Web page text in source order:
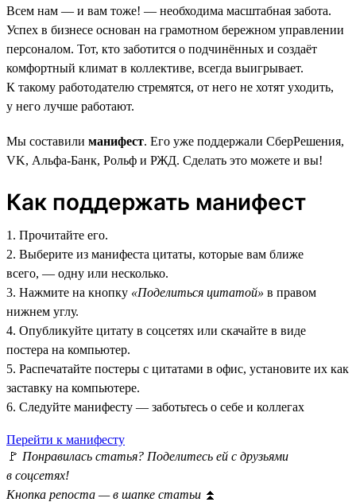
Всем нам — и вам тоже! — необходима масштабная забота.
Успех в бизнесе основан на грамотном бережном управлении
персоналом. Тот, кто заботится о подчинённых и создаёт
комфортный климат в коллективе, всегда выигрывает.
К такому работодателю стремятся, от него не хотят уходить,
у него лучше работают.
Мы составили манифест. Его уже поддержали СберРешения,
VK, Альфа-Банк, Рольф и РЖД. Сделать это можете и вы!
Как поддержать манифест
1. Прочитайте его.
2. Выберите из манифеста цитаты, которые вам ближе
всего, — одну или несколько.
3. Нажмите на кнопку «Поделиться цитатой» в правом
нижнем углу.
4. Опубликуйте цитату в соцсетях или скачайте в виде
постера на компьютер.
5. Распечатайте постеры с цитатами в офис, установите их как
заставку на компьютере.
6. Следуйте манифесту — заботьтесь о себе и коллегах
Перейти к манифесту
🚩 Понравилась статья? Поделитесь ей с друзьями
в соцсетях!
Кнопка репоста — в шапке статьи ⏫